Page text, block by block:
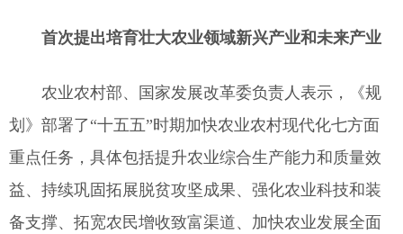
首次提出培育壮大农业领域新兴产业和未来产业
农业农村部、国家发展改革委负责人表示，《规
划》部署了“十五五”时期加快农业农村现代化七方面
重点任务，具体包括提升农业综合生产能力和质量效
益、持续巩固拓展脱贫攻坚成果、强化农业科技和装
备支撑、拓宽农民增收致富渠道、加快农业发展全面